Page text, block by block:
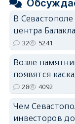
В
центра
32 5241
Возле
появятся
28 4092
Чем
инвесторов